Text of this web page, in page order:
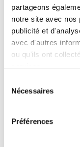
partageons
notre site avec nos
publicité et
avec d'autres
ou qu'ils ont
Nécessaires
Préférences